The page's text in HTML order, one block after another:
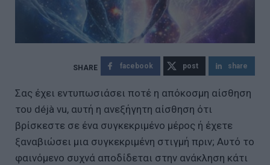
facebook post share
Σας έχει εντυπωσιάσει ποτέ η απόκοσμη αίσθηση
του déjà vu, αυτή η ανεξήγητη αίσθηση ότι
βρίσκεστε σε ένα συγκεκριμένο μέρος ή έχετε
ξαναβιώσει μια συγκεκριμένη στιγμή πριν; Αυτό το
φαινόμενο συχνά αποδίδεται στην ανάκληση κάτι